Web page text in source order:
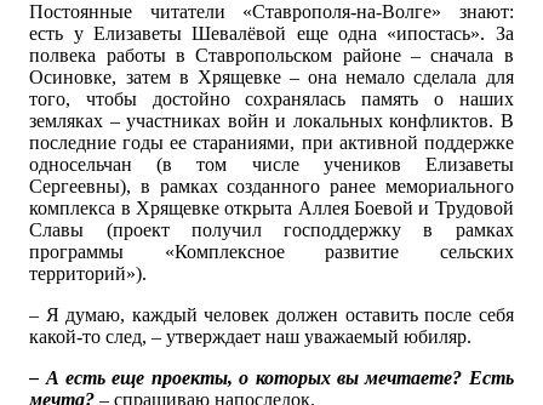
Постоянные читатели «Ставрополя-на-Волге» знают:
есть у Елизаветы Шевалёвой еще одна «ипостась». За
полвека работы в Ставропольском районе – сначала в
Осиновке, затем в Хрящевке – она немало сделала для
того, чтобы достойно сохранялась память о наших
земляках – участниках войн и локальных конфликтов. В
последние годы ее стараниями, при активной поддержке
односельчан (в том числе учеников Елизаветы
Сергеевны), в рамках созданного ранее мемориального
комплекса в Хрящевке открыта Аллея Боевой и Трудовой
Славы (проект получил господдержку в рамках
программы «Комплексное развитие сельских
территорий»).
– Я думаю, каждый человек должен оставить после себя
какой-то след, – утверждает наш уважаемый юбиляр.
– А есть еще проекты, о которых вы мечтаете? Есть
мечта? – спрашиваю напоследок.